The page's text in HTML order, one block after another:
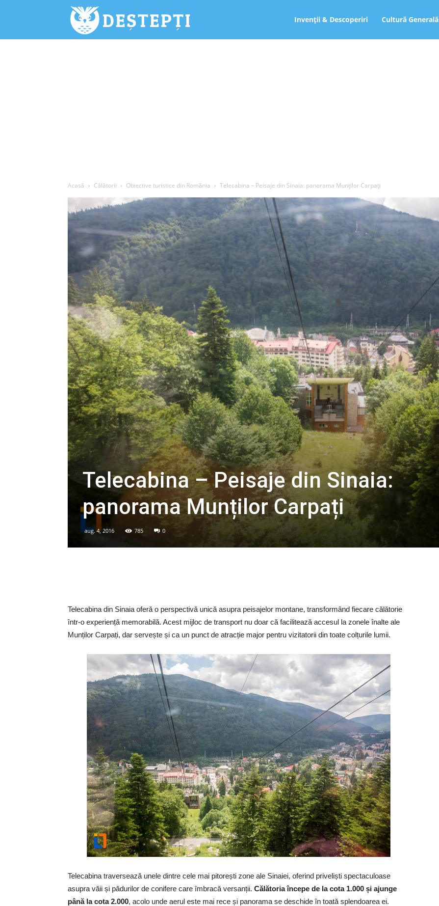
Deștepți.ro Invenții & Descoperiri Cultură Generală
Acasă Călătorii Obiective turistice din România Telecabina – Peisaje din Sinaia: panorama Munților Carpați
Telecabina – Peisaje din Sinaia:
panorama Munților Carpați
aug. 4, 2016 785 0
Telecabina din Sinaia oferă o perspectivă unică asupra peisajelor montane, transformând fiecare călătorie
într-o experiență memorabilă. Acest mijloc de transport nu doar că facilitează accesul la zonele înalte ale
Munților Carpați, dar servește și ca un punct de atracție major pentru vizitatorii din toate colțurile lumii.
Telecabina traversează unele dintre cele mai pitorești zone ale Sinaiei, oferind priveliști spectaculoase
asupra văii și pădurilor de conifere care îmbracă versanții. Călătoria începe de la cota 1.000 și ajunge
până la cota 2.000, acolo unde aerul este mai rece și panorama se deschide în toată splendoarea ei.